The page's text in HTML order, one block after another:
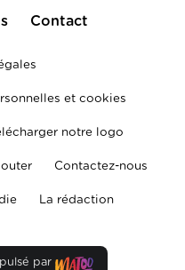
Contact
et cookies
notre logo
Contactez-nous
La rédaction
par